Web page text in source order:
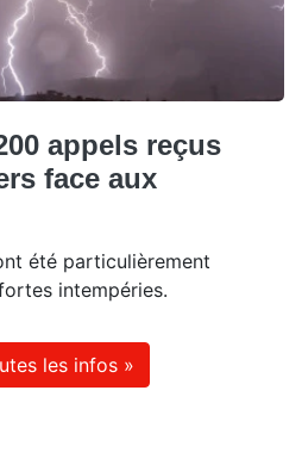
appels reçus
face aux
été particulièrement
intempéries.
les infos »